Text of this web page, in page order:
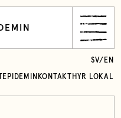
KONTAKT HYR LOKAL
SV/ EN